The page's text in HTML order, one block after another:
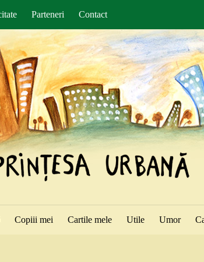
Parteneri Contact
Copiii mei Cartile mele Utile Umor